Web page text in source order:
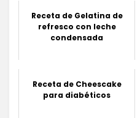
Receta de Gelatina de
refresco con leche
condensada
Receta de Cheescake
para diabéticos